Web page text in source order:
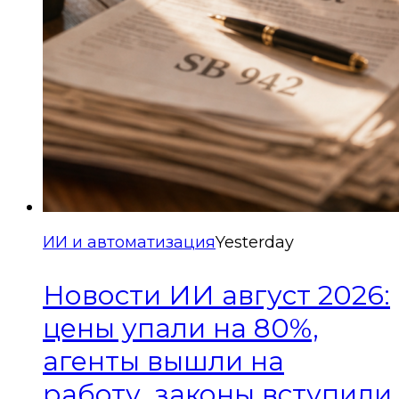
ИИ и автоматизацияYesterday
Новости ИИ август 2026:
цены упали на 80%,
агенты вышли на